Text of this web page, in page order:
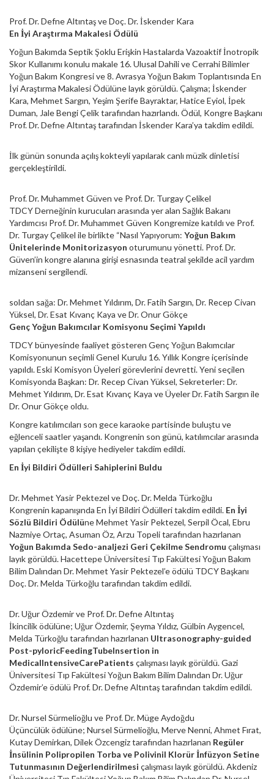
Prof. Dr. Defne Altıntaş ve Doç. Dr. İskender Kara
En İyi Araştırma Makalesi Ödülü
Yoğun Bakımda Septik Şoklu Erişkin Hastalarda Vazoaktif İnotropik
Skor Kullanımı konulu makale 16. Ulusal Dahili ve Cerrahi Bilimler
Yoğun Bakım Kongresi ve 8. Avrasya Yoğun Bakım Toplantısında En
İyi Araştırma Makalesi Ödülüne layık görüldü. Çalışma; İskender
Kara, Mehmet Sargın, Yeşim Şerife Bayraktar, Hatice Eyiol, İpek
Duman, Jale Bengi Çelik tarafından hazırlandı. Ödül, Kongre Başkanı
Prof. Dr. Defne Altıntaş tarafından İskender Kara’ya takdim edildi.
İlk günün sonunda açılış kokteyli yapılarak canlı müzik dinletisi
gerçekleştirildi.
Prof. Dr. Muhammet Güven ve Prof. Dr. Turgay Çelikel
TDCY Derneğinin kurucuları arasında yer alan Sağlık Bakanı
Yardımcısı Prof. Dr. Muhammet Güven Kongremize katıldı ve Prof.
Dr. Turgay Çelikel ile birlikte “Nasıl Yapıyorum: Yoğun Bakım
Ünitelerinde Monitorizasyon oturumunu yönetti. Prof. Dr.
Güven’in kongre alanına girişi esnasında teatral şekilde acil yardım
mizanseni sergilendi.
soldan sağa: Dr. Mehmet Yıldırım, Dr. Fatih Sargın, Dr. Recep Civan
Yüksel, Dr. Esat Kıvanç Kaya ve Dr. Onur Gökçe
Genç Yoğun Bakımcılar Komisyonu Seçimi Yapıldı
TDCY bünyesinde faaliyet gösteren Genç Yoğun Bakımcılar
Komisyonunun seçimli Genel Kurulu 16. Yıllık Kongre içerisinde
yapıldı. Eski Komisyon Üyeleri görevlerini devretti. Yeni seçilen
Komisyonda Başkan: Dr. Recep Civan Yüksel, Sekreterler: Dr.
Mehmet Yıldırım, Dr. Esat Kıvanç Kaya ve Üyeler Dr. Fatih Sargın ile
Dr. Onur Gökçe oldu.
Kongre katılımcıları son gece karaoke partisinde buluştu ve
eğlenceli saatler yaşandı. Kongrenin son günü, katılımcılar arasında
yapılan çekilişte 8 kişiye hediyeler takdim edildi.
En İyi Bildiri Ödülleri Sahiplerini Buldu
Dr. Mehmet Yasir Pektezel ve Doç. Dr. Melda Türkoğlu
Kongrenin kapanışında En İyi Bildiri Ödülleri takdim edildi. En İyi
Sözlü Bildiri Ödülüne Mehmet Yasir Pektezel, Serpil Öcal, Ebru
Nazmiye Ortaç, Asuman Öz, Arzu Topeli tarafından hazırlanan
Yoğun Bakımda Sedo-analjezi Geri Çekilme Sendromu çalışması
layık görüldü. Hacettepe Üniversitesi Tıp Fakültesi Yoğun Bakım
Bilim Dalından Dr. Mehmet Yasir Pektezel’e ödülü TDCY Başkanı
Doç. Dr. Melda Türkoğlu tarafından takdim edildi.
Dr. Uğur Özdemir ve Prof. Dr. Defne Altıntaş
İkincilik ödülüne; Uğur Özdemir, Şeyma Yıldız, Gülbin Aygencel,
Melda Türkoğlu tarafından hazırlanan Ultrasonography-guided
Post-pyloricFeedingTubeInsertion in
MedicalIntensiveCarePatients çalışması layık görüldü. Gazi
Üniversitesi Tıp Fakültesi Yoğun Bakım Bilim Dalından Dr. Uğur
Özdemir’e ödülü Prof. Dr. Defne Altıntaş tarafından takdim edildi.
Dr. Nursel Sürmelioğlu ve Prof. Dr. Müge Aydoğdu
Üçüncülük ödülüne; Nursel Sürmelioğlu, Merve Nenni, Ahmet Fırat,
Kutay Demirkan, Dilek Özcengiz tarafından hazırlanan Regüler
İnsülinin Polipropilen Torba ve Polivinil Klorür İnfüzyon Setine
Tutunmasının Değerlendirilmesi çalışması layık görüldü. Akdeniz